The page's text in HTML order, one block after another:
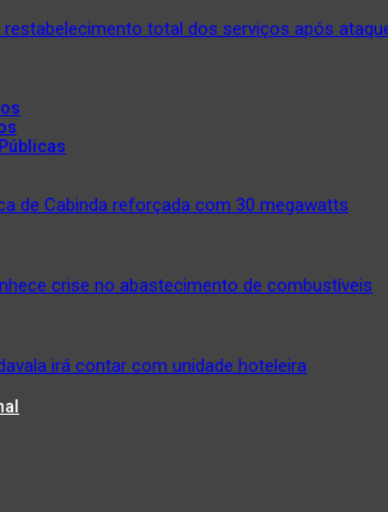
restabelecimento total dos serviços após
de Cabinda reforçada com 30 megawatts
crise no abastecimento de combustíveis
irá contar com unidade hoteleira